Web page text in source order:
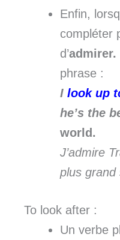
Enfin,
compléter
d’admirer.
phrase :
I look up
he’s the
world.
J’admire
plus grand
To look after :
Un verbe